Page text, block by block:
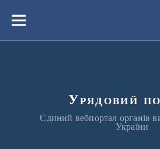
вмістуМеню
Урядовий
Єдиний вебпортал органів
України